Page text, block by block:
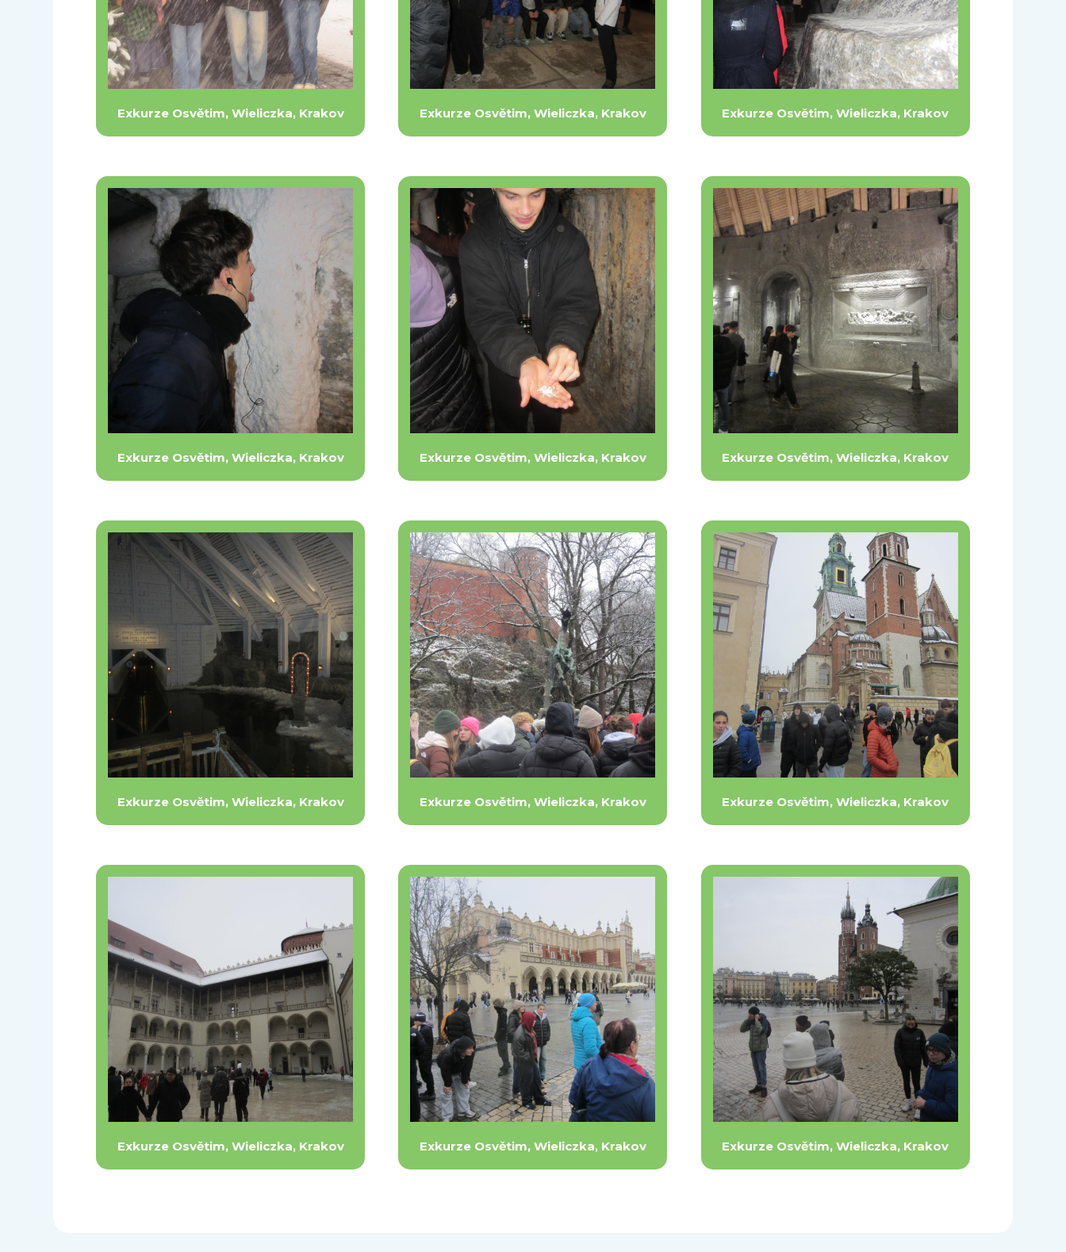
Exkurze Osvětim, Wieliczka, Krakov Exkurze Osvětim, Wieliczka, Krakov Exkurze Osvětim, Wieliczka, Krakov
Exkurze Osvětim, Wieliczka, Krakov Exkurze Osvětim, Wieliczka, Krakov Exkurze Osvětim, Wieliczka, Krakov
Exkurze Osvětim, Wieliczka, Krakov Exkurze Osvětim, Wieliczka, Krakov Exkurze Osvětim, Wieliczka, Krakov
Exkurze Osvětim, Wieliczka, Krakov Exkurze Osvětim, Wieliczka, Krakov Exkurze Osvětim, Wieliczka, Krakov